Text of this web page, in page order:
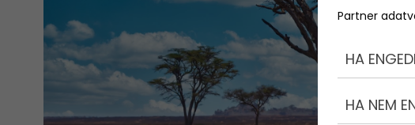
Partner
HA
HA NEM